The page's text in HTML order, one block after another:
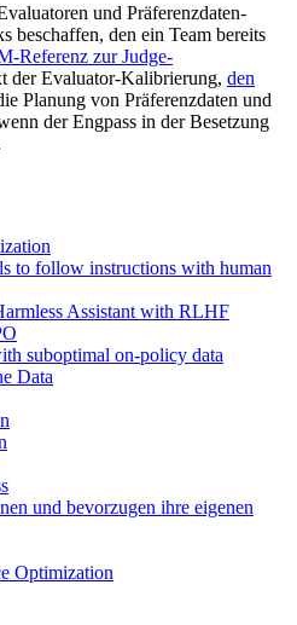
und Präferenzdaten-
beschaffen, den ein Team bereits
Referenz zur Judge-
der Evaluator-Kalibrierung, den
Planung von Präferenzdaten und
der Engpass in der Besetzung
to follow instructions with human
Assistant with RLHF
suboptimal on-policy data
Data
und bevorzugen ihre eigenen
Optimization